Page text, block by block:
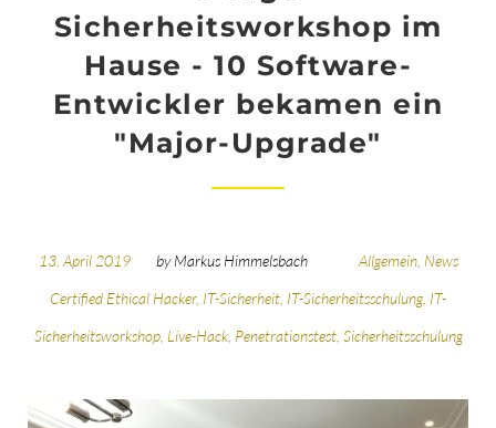
Sicherheitsworkshop im
Hause - 10 Software-
Entwickler bekamen ein
"Major-Upgrade"
13. April 2019 byMarkus Himmelsbach Allgemein, News
Certified Ethical Hacker, IT-Sicherheit IT-Sicherheitsschulung, IT-
Sicherheitsworkshop, Live-Hack, Penetrationstest, Sicherheitsschulung